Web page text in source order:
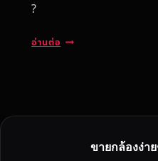
?
อ่านต่อ
ล้
ขายกล้องง่า